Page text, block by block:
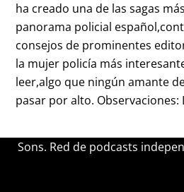
ha creado una de las sagas
panorama policial
consejos de prominentes
la mujer policía más
leer,algo que ningún amante
pasar por alto.
Sons. Red de podcasts